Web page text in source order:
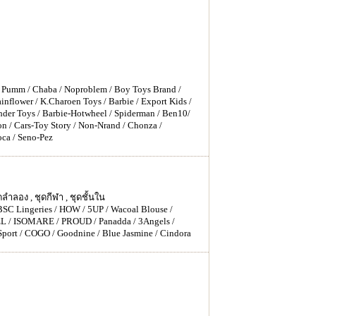
/ Chaba / Noproblem / Boy Toys Brand /
/ K.Charoen Toys / Barbie / Export Kids /
Toys / Barbie-Hotwheel / Spiderman / Ben10/
/ Cars-Toy Story / Non-Nrand / Chonza /
/ Seno-Pez
ำลอง , ชุดกีฬา , ชุดชั้นใน
Lingeries / HOW / 5UP / Wacoal Blouse /
/ ISOMARE / PROUD / Panadda / 3Angels /
/ COGO / Goodnine / Blue Jasmine / Cindora